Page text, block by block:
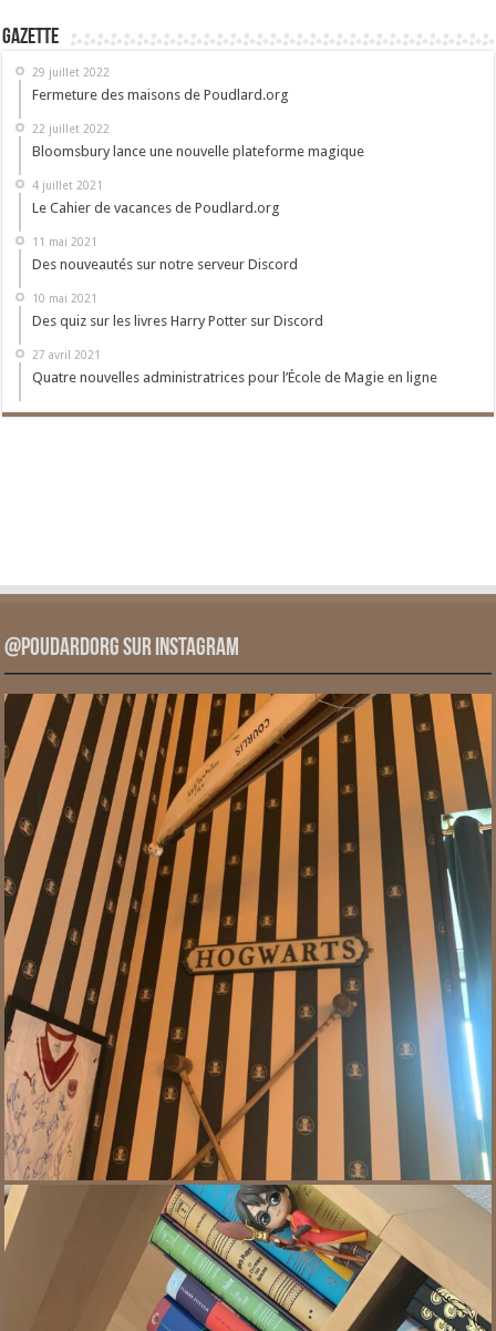
Gazette
29 juillet 2022
Fermeture des maisons de Poudlard.org
22 juillet 2022
Bloomsbury lance une nouvelle plateforme magique
4 juillet 2021
Le Cahier de vacances de Poudlard.org
11 mai 2021
Des nouveautés sur notre serveur Discord
10 mai 2021
Des quiz sur les livres Harry Potter sur Discord
27 avril 2021
Quatre nouvelles administratrices pour l’École de Magie en ligne
@PoudardOrg sur Instagram